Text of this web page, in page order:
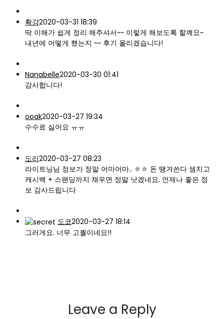
확걍2020-03-31 18:39
딱 이해가 쉽게 정리 해주셔서~~ 이렇게 해보도록 할꼐요~
내년에 어떻게 했는지 ~~ 후기 올리겠습니다!
Nanabelle2020-03-30 01:41
감사합니다!
ooak2020-03-27 19:34
수수료 싫어요 ㅠㅠ
도리2020-03-27 08:23
라이트닝님 정보가 정말 어마어마.. ㅎㅎ 돈 땡겨쓴다 셈치고
캐시백 + 스팬딩까지 채우면 정말 낫겠네요. 언제나 좋은 정
보 감사드립니다
도코2020-03-27 18:14
그러게요. 너무 고퀄이네요!!
Leave a Reply